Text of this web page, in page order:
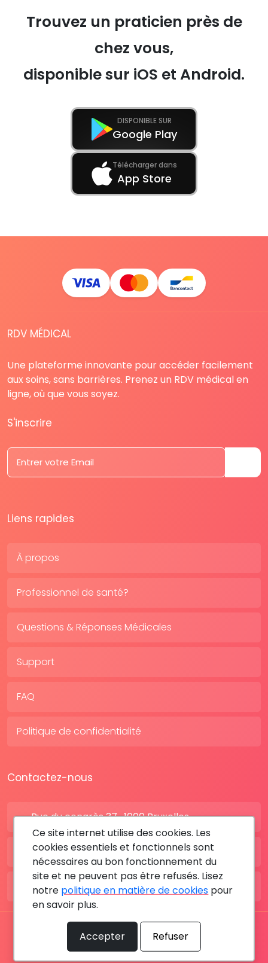
Trouvez un praticien près de
chez vous,
disponible sur iOS et Android.
DISPONIBLE SUR
Google Play
Télécharger dans
App Store
RDV MÉDICAL
Une plateforme innovante pour accéder facilement
aux soins, sans barrières. Prenez un RDV médical en
ligne, où que vous soyez.
S'inscrire
Liens rapides
À propos
Professionnel de santé?
Questions & Réponses Médicales
Support
FAQ
Politique de confidentialité
Contactez-nous
Rue du congrès 37 , 1000 Bruxelles
BE: +32 28080227
FR: +33 183642895
Tous les droits sont réservés © 2026 RDV MÉDICAL By
MediaSatCom
Ce site internet utilise des cookies. Les
cookies essentiels et fonctionnels sont
nécessaires au bon fonctionnement du
site et ne peuvent pas être refusés. Lisez
notre politique en matière de cookies pour
en savoir plus.
Accepter Refuser